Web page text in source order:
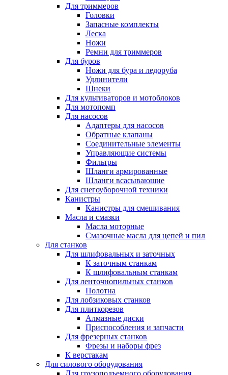
Для триммеров
Головки
Запасные комплекты
Леска
Ножи
Ремни для триммеров
Для буров
Ножи для бура и ледоруба
Удлинители
Шнеки
Для культиваторов и мотоблоков
Для мотопомп
Для насосов
Адаптеры для насосов
Обратные клапаны
Соединительные элементы
Управляющие системы
Фильтры
Шланги армированные
Шланги всасывающие
Для снегоуборочной техники
Канистры
Канистры для смешивания
Масла и смазки
Масла моторные
Смазочные масла для цепей и пил
Для станков
Для шлифовальных и заточных
К заточным станкам
К шлифовальным станкам
Для ленточнопильных станков
Полотна
Для лобзиковых станков
Для плиткорезов
Алмазные диски
Приспособления и запчасти
Для фрезерных станков
Фрезы и наборы фрез
К верстакам
Для силового оборудования
Для грузоподъемного оборудования